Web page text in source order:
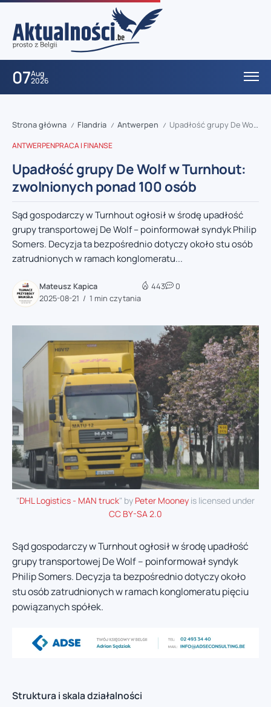
07Aug
2026
Strona główna / Flandria / Antwerpen / Upadłość grupy De Wolf w Turnhout: zwolnionych ponad 100 osób
ANTWERPENPRACA I FINANSE
Upadłość grupy De Wolf w Turnhout:
zwolnionych ponad 100 osób
Sąd gospodarczy w Turnhout ogłosił w środę upadłość
grupy transportowej De Wolf – poinformował syndyk Philip
Somers. Decyzja ta bezpośrednio dotyczy około stu osób
zatrudnionych w ramach konglomeratu...
Mateusz Kapica
2025-08-21
1 min czytania
443 0
"DHL Logistics - MAN truck" by Peter Mooney is licensed under
CC BY-SA 2.0
Sąd gospodarczy w Turnhout ogłosił w środę upadłość
grupy transportowej De Wolf – poinformował syndyk
Philip Somers. Decyzja ta bezpośrednio dotyczy około
stu osób zatrudnionych w ramach konglomeratu pięciu
powiązanych spółek.
Struktura i skala działalności